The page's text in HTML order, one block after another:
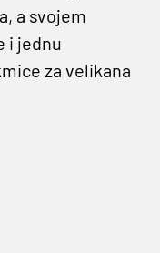
a svojem
i jednu
za velikana